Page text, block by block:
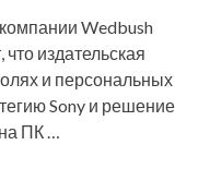
Wedbush
издательская
и персональных
Sony и решение
ПК …